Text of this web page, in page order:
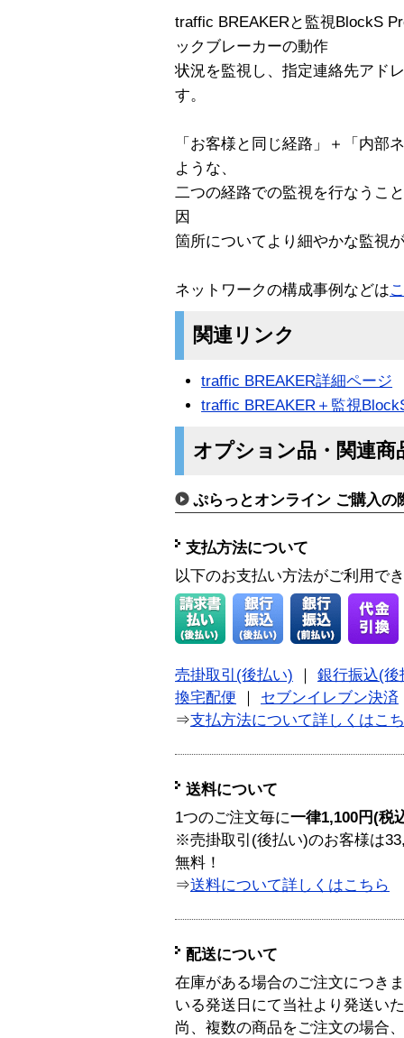
traffic BREAKERと監視BlockS
ックブレーカーの動作
状況を監視し、指定連絡先アド
す。
「お客様と同じ経路」＋「内部
ような、
二つの経路での監視を行なうこ
因
箇所についてより細やかな監視
ネットワークの構成事例などは
関連リンク
traffic BREAKER詳細ページ
traffic BREAKER＋監視
オプション品・関連商
ぷらっとオンライン ご購入の
支払方法について
以下のお支払い方法がご利用で
売掛取引(後払い)
銀行振込(後
換宅配便
セブンイレブン決済
⇒支払方法について詳しくはこ
送料について
1つのご注文毎に一律1,100円(税
※売掛取引(後払い)のお客様は
無料！
⇒送料について詳しくはこちら
配送について
在庫がある場合のご注文につき
いる発送日にて当社より発送い
尚、複数の商品をご注文の場合